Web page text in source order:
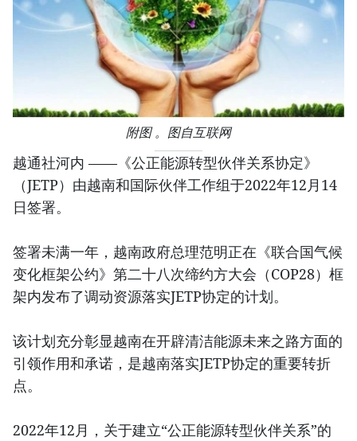
附图 。图自互联网
越通社河内 ——《公正能源转型伙伴关系协定》
（JETP）由越南和国际伙伴工作组于2022年12月14
日签署。
签署未满一年，越南政府总理范明正在《联合国气候
变化框架公约》第二十八次缔约方大会（COP28）框
架内发布了调动资源落实JETP协定的计划。
该计划充分彰显越南在开辟清洁能源未来之路方面的
引领作用和承诺，是越南落实JETP协定的重要转折
点。
2022年12月，关于建立“公正能源转型伙伴关系”的